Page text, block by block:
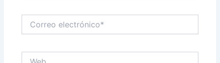
electrónico*